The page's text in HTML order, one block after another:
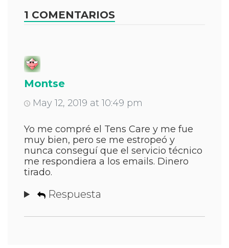
1 COMENTARIOS
Montse
May 12, 2019 at 10:49 pm
Yo me compré el Tens Care y me fue
muy bien, pero se me estropeó y
nunca conseguí que el servicio técnico
me respondiera a los emails. Dinero
tirado.
Respuesta